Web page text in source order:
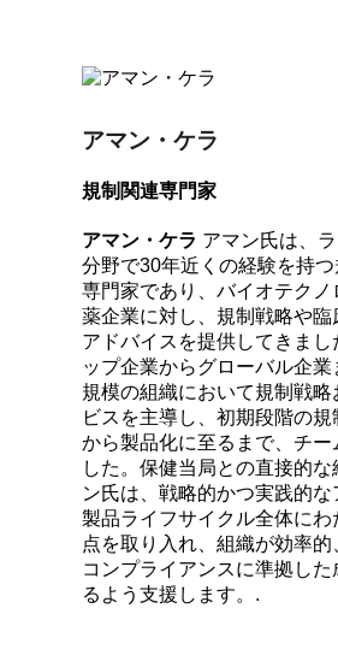
アマン・ケラ
規制関連専門家
アマン・ケラ アマン氏は、
分野で30年近くの経験を持
専門家であり、バイオテクノ
薬企業に対し、規制戦略や臨
アドバイスを提供してきまし
ップ企業からグローバル企業
規模の組織において規制戦略
ビスを主導し、初期段階の
から製品化に至るまで、チー
した。保健当局との直接的
ン氏は、戦略的かつ実践的な
製品ライフサイクル全体にわ
点を取り入れ、組織が効率
コンプライアンスに準拠した
るよう支援します。.